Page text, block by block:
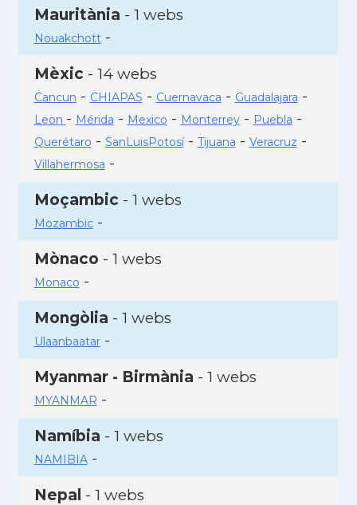
Mauritània - 1 webs
Nouakchott-
Mèxic - 14 webs
Cancun - CHIAPAS - Cuernavaca - Guadalajara -
Leon - Mérida - Mexico - Monterrey- Puebla -
Querétaro - SanLuisPotosí- Tijuana - Veracruz -
Villahermosa -
Moçambic - 1 webs
Mozambic-
Mònaco - 1 webs
Monaco -
Mongòlia - 1 webs
Ulaanbaatar-
Myanmar - Birmània - 1 webs
MYANMAR -
Namíbia - 1 webs
NAMIBIA-
Nepal - 1 webs